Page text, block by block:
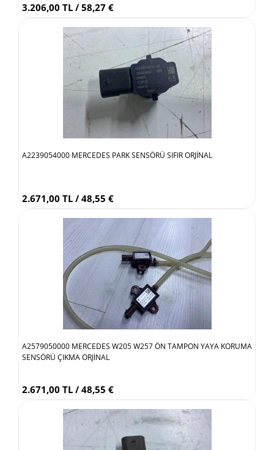
3.206,00 TL / 58,27 €
A2239054000 MERCEDES PARK SENSÖRÜ SIFIR ORJİNAL
2.671,00 TL / 48,55 €
A2579050000 MERCEDES W205 W257 ÖN TAMPON YAYA KORUMA
SENSÖRÜ ÇIKMA ORJİNAL
2.671,00 TL / 48,55 €